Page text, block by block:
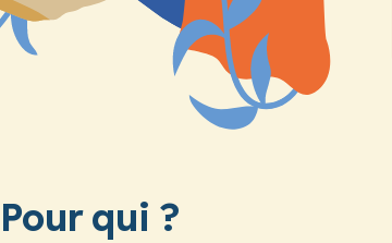
Pour qui ?